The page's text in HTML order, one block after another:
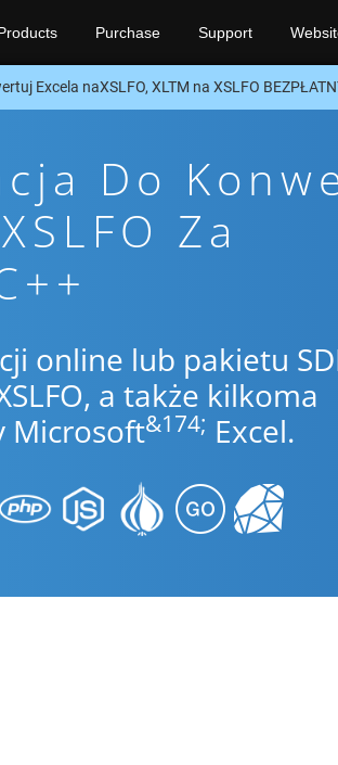
Purchase Support
Excela naXSLFO, XLTM na XSLFO
Do
Za
online lub pakietu
a także kilkoma
Microsoft&174; Excel.